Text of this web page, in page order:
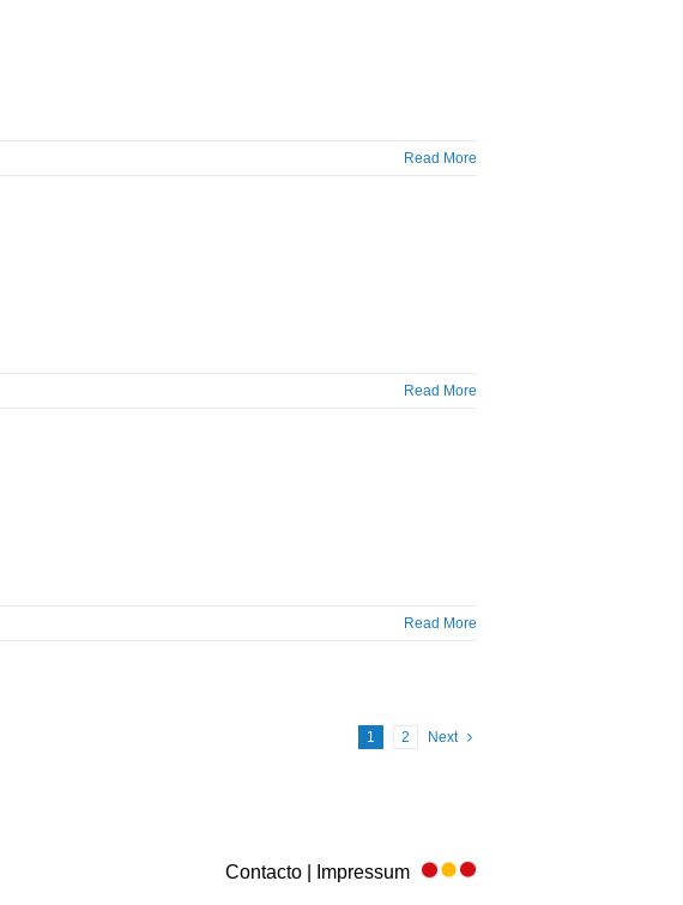
Read More
Read More
Read More
1 2 Next
Contacto | Impressum